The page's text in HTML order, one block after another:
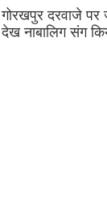
गोरखपुर दरवाजे
देख नाबालिग संग